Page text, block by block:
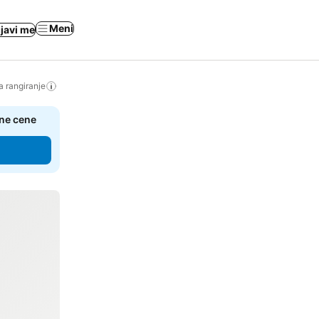
me Meni
rangiranje
cene